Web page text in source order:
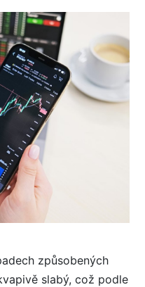
způsobených
slabý, což podle